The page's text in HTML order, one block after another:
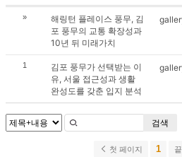
»
해링턴 플레이스 풍무, 김
포 풍무의 교통 확장성과
10년 뒤 미래가치
1
김포 풍무가 선택받는 이
유, 서울 접근성과 생활
완성도를 갖춘 입지 분석
검색
첫 페이지 1